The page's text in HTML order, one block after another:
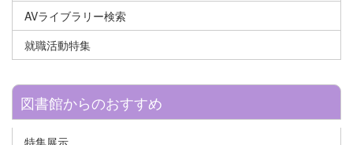
AVライブラリー検索
就職活動特集
図書館からのおすすめ